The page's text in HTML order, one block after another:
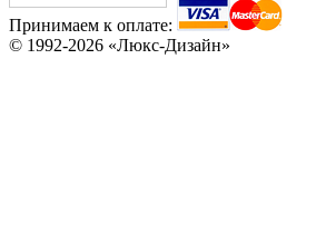
Принимаем к оплате:
© 1992-2026 «Люкс-Дизайн»